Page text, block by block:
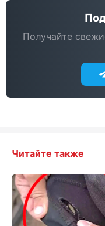
Получайте
Читайте также